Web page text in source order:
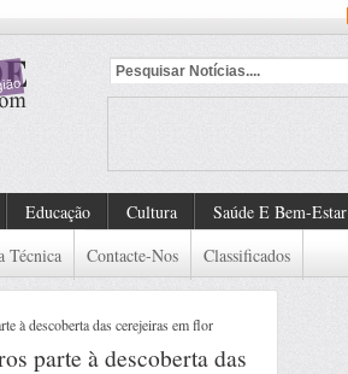
Educação Cultura Saúde E Bem-Estar
Técnica Contacte-Nos Classificados
à descoberta das cerejeiras em flor
parte à descoberta das